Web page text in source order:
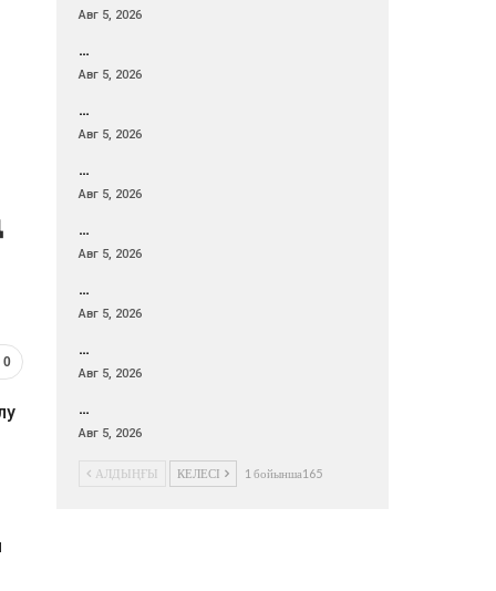
0
Авг 5, 2026
…
Авг 5, 2026
…
Авг 5, 2026
…
Авг 5, 2026
…
Авг 5, 2026
…
Авг 5, 2026
…
Авг 5, 2026
…
Авг 5, 2026
АЛДЫҢҒЫ КЕЛЕСІ 1 бойынша165